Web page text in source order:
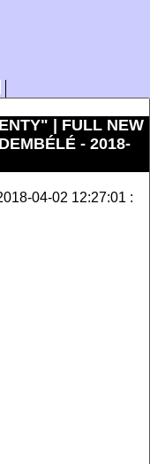
| FULL NEW
- 2018-
04-02 12:27:01 :